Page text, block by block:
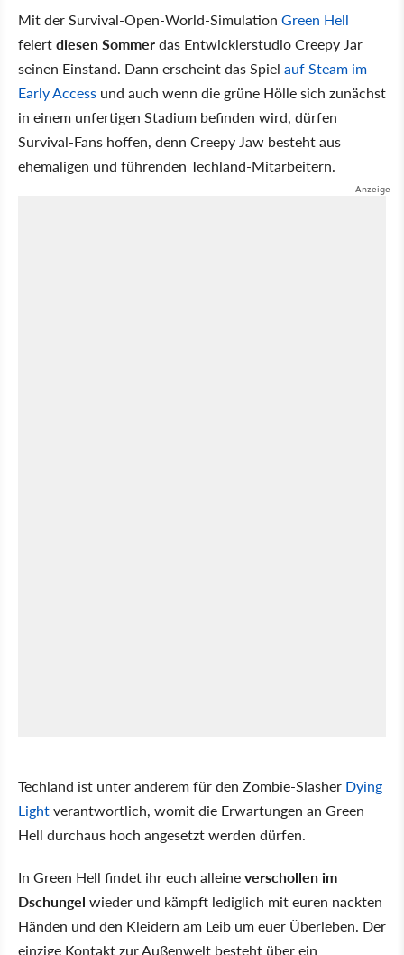
Mit der Survival-Open-World-Simulation Green Hell
feiertdiesen Sommerdas Entwicklerstudio Creepy Jar
seinen Einstand. Dann erscheint das Spiel auf Steam im
Early Access und auch wenn die grüne Hölle sich zunächst
in einem unfertigen Stadium befinden wird, dürfen
Survival-Fans hoffen, denn Creepy Jaw besteht aus
ehemaligen und führenden Techland-Mitarbeitern.
Techland ist unter anderem für den Zombie-Slasher Dying
Lightverantwortlich, womit die Erwartungen an Green
Hell durchaus hoch angesetzt werden dürfen.
In Green Hell findet ihr euch alleineverschollen im
Dschungel wieder und kämpft lediglich mit euren nackten
Händen und den Kleidern am Leib um euer Überleben. Der
einzige Kontakt zur Außenwelt besteht über ein